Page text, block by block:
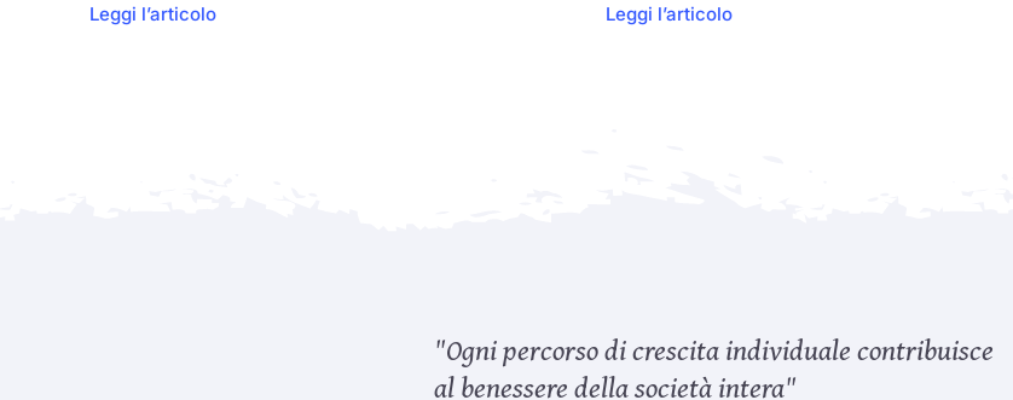
Leggi l’articolo Leggi l’articolo
"Ogni percorso di crescita individuale contribuisce
al benessere della società intera"